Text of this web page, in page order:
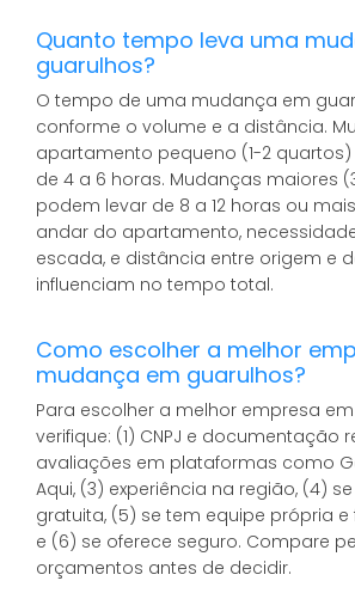
Quanto tempo leva uma
guarulhos?
O tempo de uma mudança em
conforme o volume e a distância.
apartamento pequeno (1-2
de 4 a 6 horas. Mudanças maiores
podem levar de 8 a 12 horas ou
andar do apartamento,
escada, e distância entre origem e
influenciam no tempo total.
Como escolher a melhor
mudança em guarulhos?
Para escolher a melhor empresa
verifique: (1) CNPJ e documentação
avaliações em plataformas como
Aqui, (3) experiência na região, (4)
gratuita, (5) se tem equipe própria
e (6) se oferece seguro. Compare
orçamentos antes de decidir.